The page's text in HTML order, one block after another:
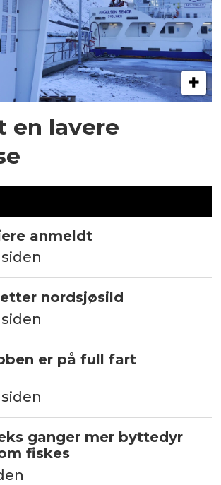
en lavere
anmeldt
nordsjøsild
er på full fart
ganger mer byttedyr
fiskes